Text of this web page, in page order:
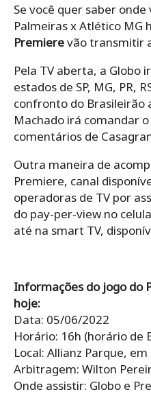
Se você quer saber
Palmeiras x Atlético MG
Premierevão transmitir
Pela TV aberta, a Globo
estados de SP, MG, PR,
confronto do Brasileirão
Machado irá comandar
comentários de
Outra maneira de
Premiere, canal
operadoras de TV por
do pay-per-view no
até na smart TV,
Informações do jogo do
hoje:
Data: 05/06/2022
Horário: 16h (horário de
Local: Allianz Parque, em
Arbitragem: Wilton
Onde assistir: Globo e